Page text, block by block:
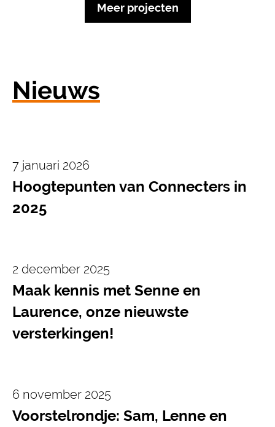
Meer projecten
Nieuws
7 januari 2026
Hoogtepunten van Connecters in
2025
2 december 2025
Maak kennis met Senne en
Laurence, onze nieuwste
versterkingen!
6 november 2025
Voorstelrondje: Sam, Lenne en